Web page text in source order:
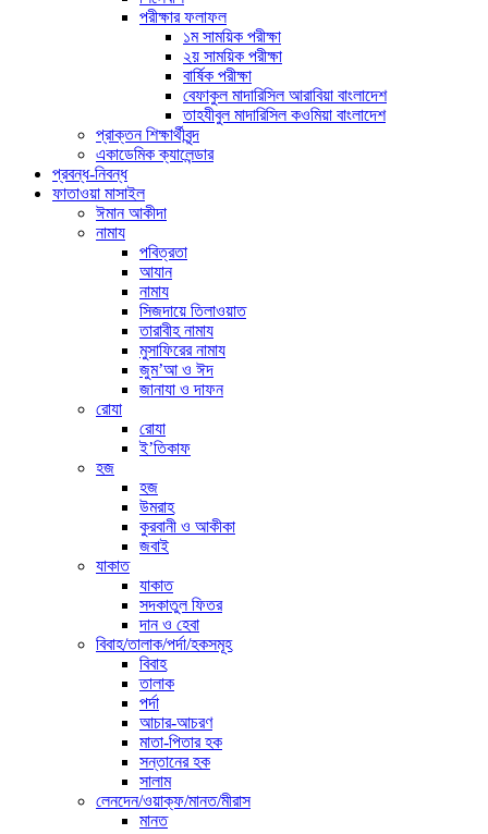
পরীক্ষার ফলাফল
১ম সাময়িক পরীক্ষা
২য় সাময়িক পরীক্ষা
বার্ষিক পরীক্ষা
বেফাকুল মাদারিসিল আরাবিয়া বাংলাদেশ
তাহযীবুল মাদারিসিল কওমিয়া বাংলাদেশ
প্রাক্তন শিক্ষার্থীবৃন্দ
একাডেমিক ক্যালেন্ডার
প্রবন্ধ-নিবন্ধ
ফাতাওয়া মাসাইল
ঈমান আকীদা
নামায
পবিত্রতা
আযান
নামায
সিজদায়ে তিলাওয়াত
তারাবীহ নামায
মুসাফিরের নামায
জুম’আ ও ঈদ
জানাযা ও দাফন
রোযা
রোযা
ই’তিকাফ
হজ
হজ
উমরাহ
কুরবানী ও আকীকা
জবাই
যাকাত
যাকাত
সদকাতুল ফিতর
দান ও হেবা
বিবাহ/তালাক/পর্দা/হকসমূহ
বিবাহ
তালাক
পর্দা
আচার-আচরণ
মাতা-পিতার হক
সন্তানের হক
সালাম
লেনদেন/ওয়াক্ফ/মানত/মীরাস
মানত